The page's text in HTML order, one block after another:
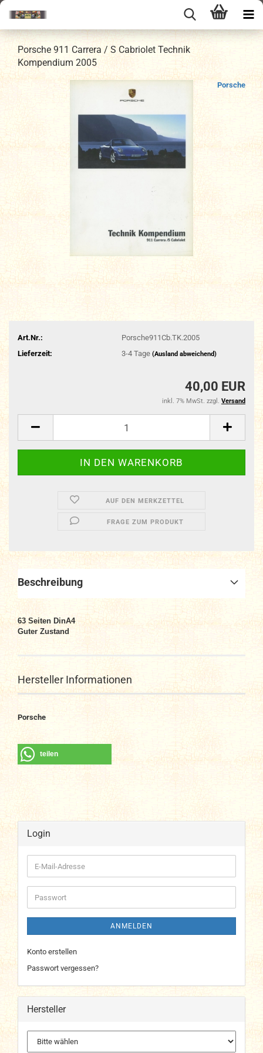
Porsche 911 Carrera / S Cabriolet Technik
Kompendium 2005
Porsche
Art.Nr.:
Porsche911Cb.TK.2005
Lieferzeit:
3-4 Tage (Ausland abweichend)
40,00 EUR
inkl. 7% MwSt. zzgl. Versand
AUF DEN MERKZETTEL
FRAGE ZUM PRODUKT
Beschreibung
63 Seiten DinA4
Guter Zustand
Hersteller Informationen
Porsche
teilen
Login
E-
Mail-
Adresse
Passwort
ANMELDEN
Konto erstellen
Passwort vergessen?
Hersteller